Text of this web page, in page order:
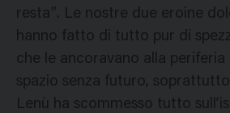
resta”. Le nostre due eroine
hanno fatto di tutto pur di
che le ancoravano alla periferia
spazio senza futuro,
Lenù ha scommesso tutto